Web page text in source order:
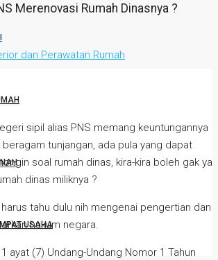
USAHA
Merenovasi Rumah Dinasnya ?
dan Perawatan Rumah
sipil alias PNS memang keuntungannya
tunjangan, ada pula yang dapat
soal rumah dinas, kira-kira boleh gak ya
dinas miliknya ?
tahu dulu nih mengenai pengertian dan
hukum negara.
ayat (7) Undang-Undang Nomor 1 Tahun